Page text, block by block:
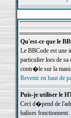
Qu'est-ce que le
Le BBCode est
particulier lors de
contr�le sur la
Revenir en haut de
Puis-je utiliser le
Ceci d�pend de
balises fonctionnent.